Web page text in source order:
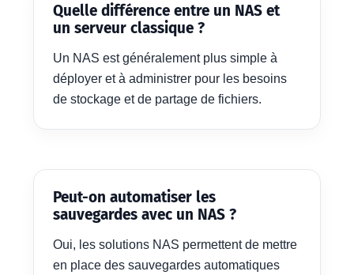
Quelle différence entre un NAS et
un serveur classique ?
Un NAS est généralement plus simple à
déployer et à administrer pour les besoins
de stockage et de partage de fichiers.
Peut-on automatiser les
sauvegardes avec un NAS ?
Oui, les solutions NAS permettent de mettre
en place des sauvegardes automatiques